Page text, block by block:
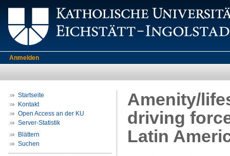
Anmelden
Startseite
Kontakt
Open Access an der KU
Server-Statistik
Blättern
Suchen
Amenity/
driving
Latin